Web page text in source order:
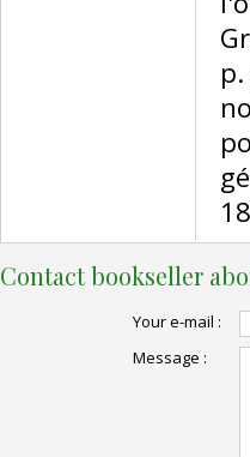
Contact bookseller
Your e-mail :
Message :